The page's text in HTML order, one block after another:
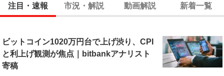
注目・速報 市況・解説 動画解説 新着一覧
ビットコイン1020万円台で上げ渋り、CPI
と利上げ観測が焦点｜bitbankアナリスト
寄稿